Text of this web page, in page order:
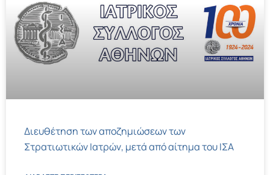
Διευθέτηση των αποζημιώσεων των
Στρατιωτικών Ιατρών, μετά από αίτημα του ΙΣΑ